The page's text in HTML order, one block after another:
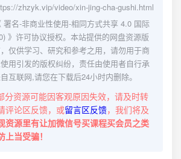
zhzyk.vip/video/xin-jing-cha-gushi.html
署名-非商业性使用-相同方式共享 4.0 国际
》许可协议授权。本站提供的网盘资源版
仅供学习、研究和参考之用，请勿用于商
用引发的版权纠纷，责任由使用者自行承
互联网,请您在下载后24小时内删除。
分资源可能因客观原因失效，请及时转
评论区反馈，或留言区反馈，我们将及
资源里有让加微信号买课程买会员之类
当受骗！